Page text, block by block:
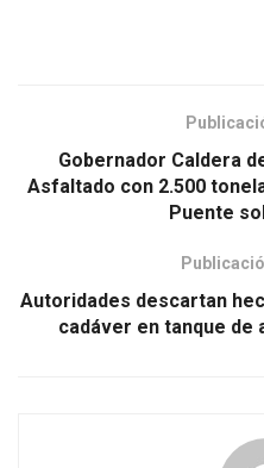
Gobernador Caldera
Asfaltado con 2.500
Puente
Autoridades descartan
cadáver en tanque de